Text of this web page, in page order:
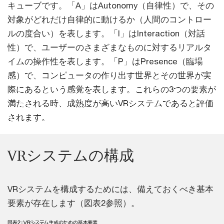
キューブです。「A」はAutonomy（自律性）で、その
対象がどれだけ自律的に動けるか（人間のコントロー
ルの度合い）を表します。「I」はInteraction（対話
性）で、ユーザーのさまざまなものに対するリアルタ
イムの操作性を表します。「P」はPresence（臨場
感）で、コンピュータの作り出す世界とその世界が実
際にあるという感覚を表します。これらの3つの要素が
満たされる時、成熟度が高いVRシステムであると評価
されます。
VRシステムの構成
VRシステムを構成するためには、備えておくべき基本
要素が存在します（図表2参照）。